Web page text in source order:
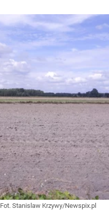
Fot. Stanislaw Krzywy/Newspix.pl